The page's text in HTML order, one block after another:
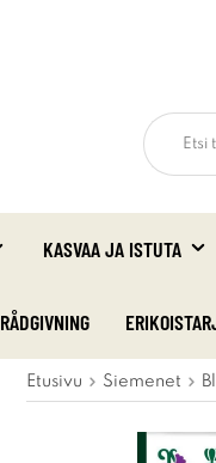
KASVAA JA ISTUTA
RÅDGIVNING
Etusivu Siemenet